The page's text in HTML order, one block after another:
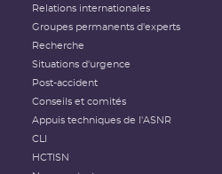
Relations internationales
Groupes permanents d'experts
Recherche
Situations d'urgence
Post-accident
Conseils et comités
Appuis techniques de l'ASNR
CLI
HCTISN